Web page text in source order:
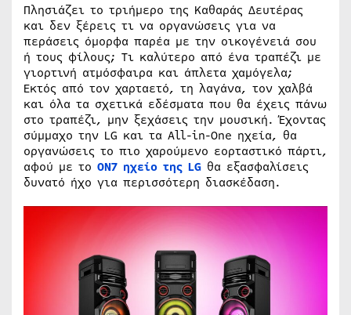
Πλησιάζει το τριήμερο της Καθαράς Δευτέρας
και δεν ξέρεις τι να οργανώσεις για να
περάσεις όμορφα παρέα με την οικογένειά σου
ή τους φίλους; Τι καλύτερο από ένα τραπέζι με
γιορτινή ατμόσφαιρα και άπλετα χαμόγελα;
Εκτός από τον χαρταετό, τη λαγάνα, τον χαλβά
και όλα τα σχετικά εδέσματα που θα έχεις πάνω
στο τραπέζι, μην ξεχάσεις την μουσική. Έχοντας
σύμμαχο την LG και τα All-in-One ηχεία, θα
οργανώσεις το πιο χαρούμενο εορταστικό πάρτι,
αφού με το ON7 ηχείο της LG θα εξασφαλίσεις
δυνατό ήχο για περισσότερη διασκέδαση.